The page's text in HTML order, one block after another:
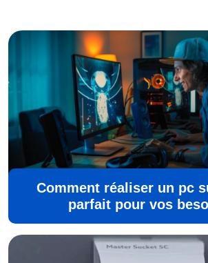
Comment réaliser un pc
parfait pour vos